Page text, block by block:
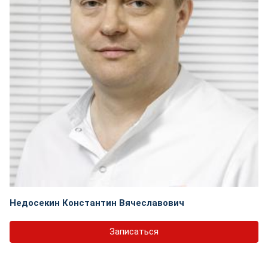
Недосекин Константин Вячеславович
Записаться